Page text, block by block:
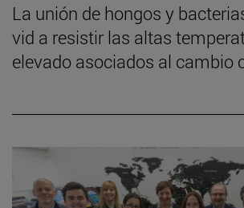
La unión de hongos y
vid a resistir las altas
elevado asociados al cambio